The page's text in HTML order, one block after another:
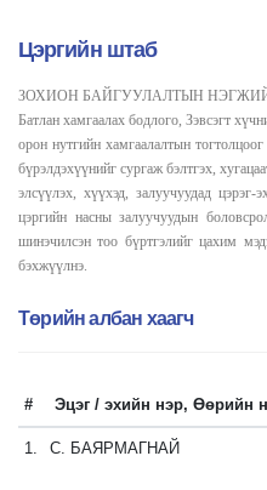
Цэргийн штаб
ЗОХИОН БАЙГУУЛАЛТЫН
Батлан хамгаалах бодлого, Зэвсэгт
орон нутгийн хамгаалалтын
бүрэлдэхүүнийг сургаж бэлтгэх,
элсүүлэх, хүүхэд, залуучуудад
цэргийн насны залуучуудын
шинэчилсэн тоо бүртгэлийг цахим
бэхжүүлнэ.
Төрийн албан хаагч
# Эцэг / эхийн нэр, Өөрийн
1. С. БАЯРМАГНАЙ